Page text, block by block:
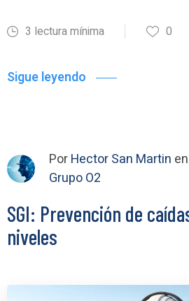
3 lectura mínima 0
Sigue leyendo
PorHector San Martin en
Grupo O2
SGI: Prevención de
niveles